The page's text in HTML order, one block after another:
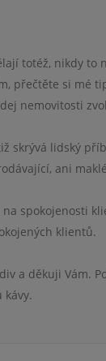
totéž, nikdy to
přečtěte si mé
nemovitosti
skrývá lidský
ani
spokojenosti
klientů.
a děkuji Vám.
kávy.